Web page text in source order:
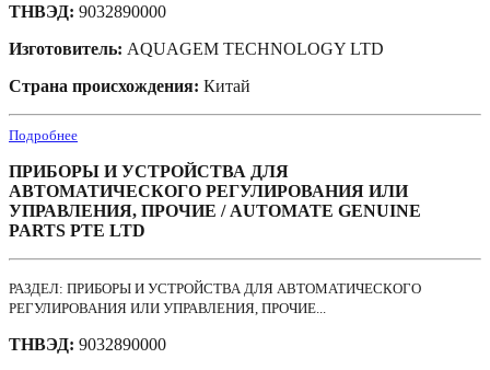
ТНВЭД: 9032890000
Изготовитель: AQUAGEM TECHNOLOGY LTD
Страна происхождения: Китай
Подробнее
ПРИБОРЫ И УСТРОЙСТВА ДЛЯ
АВТОМАТИЧЕСКОГО РЕГУЛИРОВАНИЯ ИЛИ
УПРАВЛЕНИЯ, ПРОЧИЕ / AUTOMATE GENUINE
PARTS PTE LTD
РАЗДЕЛ: ПРИБОРЫ И УСТРОЙСТВА ДЛЯ АВТОМАТИЧЕСКОГО
РЕГУЛИРОВАНИЯ ИЛИ УПРАВЛЕНИЯ, ПРОЧИЕ...
ТНВЭД: 9032890000